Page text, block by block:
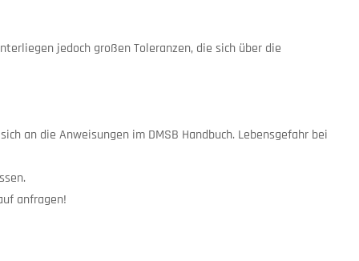
jedoch großen Toleranzen, die sich über die
an die Anweisungen im DMSB Handbuch. Lebensgefahr bei
anfragen!